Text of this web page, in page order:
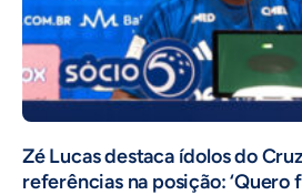
Zé Lucas destaca ídolos do
referências na posição: ‘Quero